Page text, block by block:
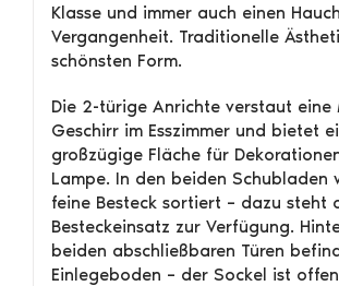
Klasse und immer auch einen
Vergangenheit. Traditionelle
schönsten Form.
Die 2-türige Anrichte verstaut eine
Geschirr im Esszimmer und bietet
großzügige Fläche für
Lampe. In den beiden Schubladen
feine Besteck sortiert – dazu steht
Besteckeinsatz zur Verfügung.
beiden abschließbaren Türen
Einlegeboden – der Sockel ist